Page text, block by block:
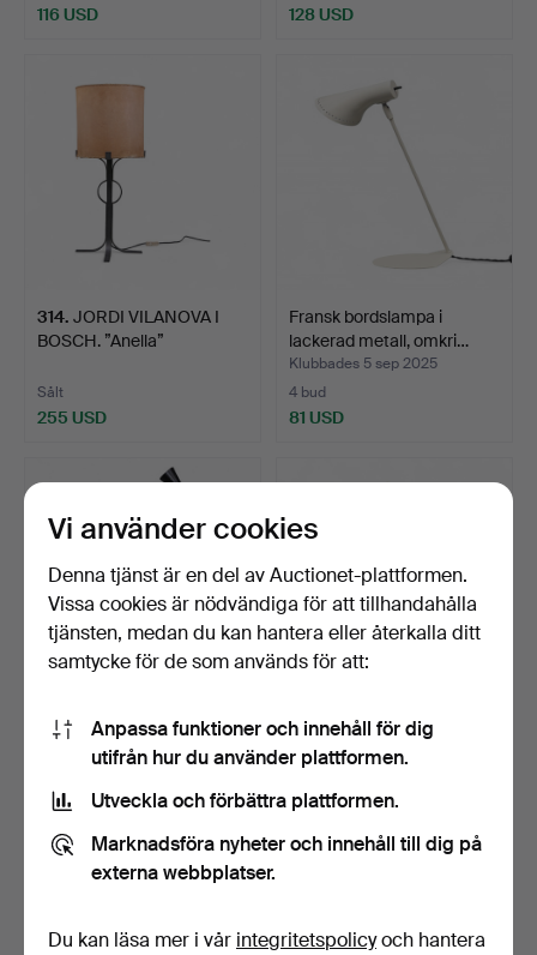
116 USD 128 USD
314. JORDI VILANOVA I
BOSCH. ”Anella”
Sålt
255 USD
Fransk bordslampa i
lackerad metall, omkri…
Klubbades 5 sep 2025
4 bud
81 USD
”Thunderball” bordslampa,
ca 1970.
Klubbades 29 aug 2025
7 bud
Art Nouveau bordslampa i
brons och opalgla…
Klubbades 12 aug 2025
1 bud
Vi använder cookies
Denna tjänst är en del av Auctionet-plattformen.
Vissa cookies är nödvändiga för att tillhandahålla
tjänsten, medan du kan hantera eller återkalla ditt
samtycke för de som används för att:
Anpassa funktioner och innehåll för dig
utifrån hur du använder plattformen.
Utveckla och förbättra plattformen.
Marknadsföra nyheter och innehåll till dig på
externa webbplatser.
Du kan läsa mer i vår integritetspolicyoch hantera